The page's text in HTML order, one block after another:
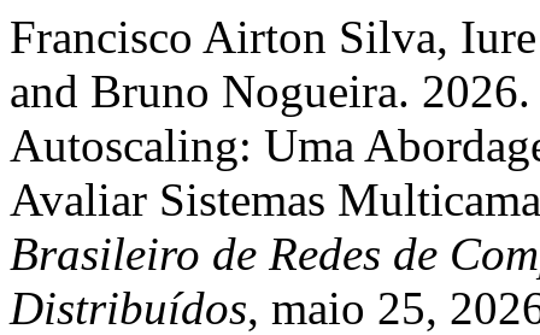
Francisco Airton Silva,
and Bruno Nogueira.
Autoscaling: Uma
Avaliar Sistemas
Brasileiro de Redes de
Distribuídos, maio 25,